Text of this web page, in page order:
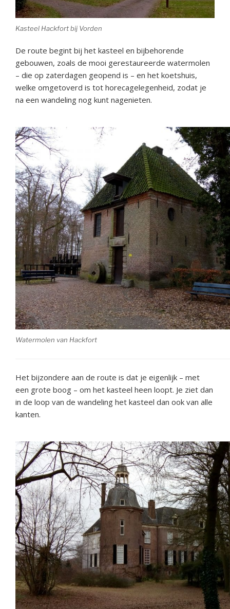
Kasteel Hackfort bij Vorden
De route begint bij het kasteel en bijbehorende
gebouwen, zoals de mooi gerestaureerde watermolen
– die op zaterdagen geopend is – en het koetshuis,
welke omgetoverd is tot horecagelegenheid, zodat je
na een wandeling nog kunt nagenieten.
Watermolen van Hackfort
Het bijzondere aan de route is dat je eigenlijk – met
een grote boog – om het kasteel heen loopt. Je ziet dan
in de loop van de wandeling het kasteel dan ook van alle
kanten.